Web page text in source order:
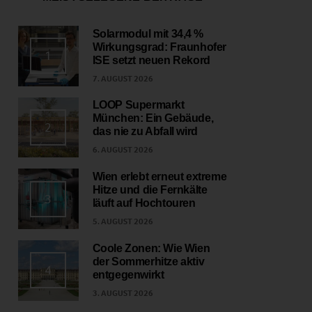
1
Solarmodul mit 34,4 %
Wirkungsgrad: Fraunhofer
ISE setzt neuen Rekord
7. AUGUST 2026
2
LOOP Supermarkt
München: Ein Gebäude,
das nie zu Abfall wird
6. AUGUST 2026
3
Wien erlebt erneut extreme
Hitze und die Fernkälte
läuft auf Hochtouren
5. AUGUST 2026
4
Coole Zonen: Wie Wien
der Sommerhitze aktiv
entgegenwirkt
3. AUGUST 2026